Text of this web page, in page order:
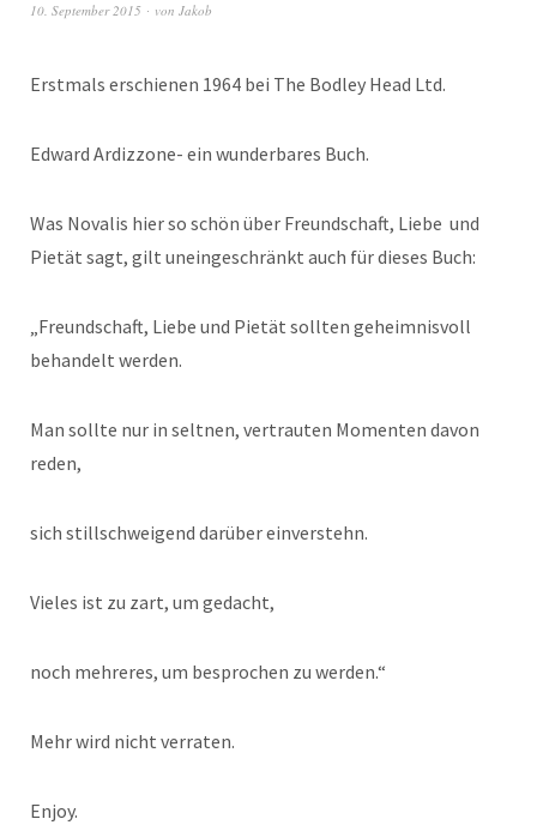
10. September 2015 von Jakob
Erstmals erschienen 1964 bei The Bodley Head Ltd.
Edward Ardizzone- ein wunderbares Buch.
Was Novalis hier so schön über Freundschaft, Liebe und
Pietät sagt, gilt uneingeschränkt auch für dieses Buch:
„Freundschaft, Liebe und Pietät sollten geheimnisvoll
behandelt werden.
Man sollte nur in seltnen, vertrauten Momenten davon
reden,
sich stillschweigend darüber einverstehn.
Vieles ist zu zart, um gedacht,
noch mehreres, um besprochen zu werden.“
Mehr wird nicht verraten.
Enjoy.